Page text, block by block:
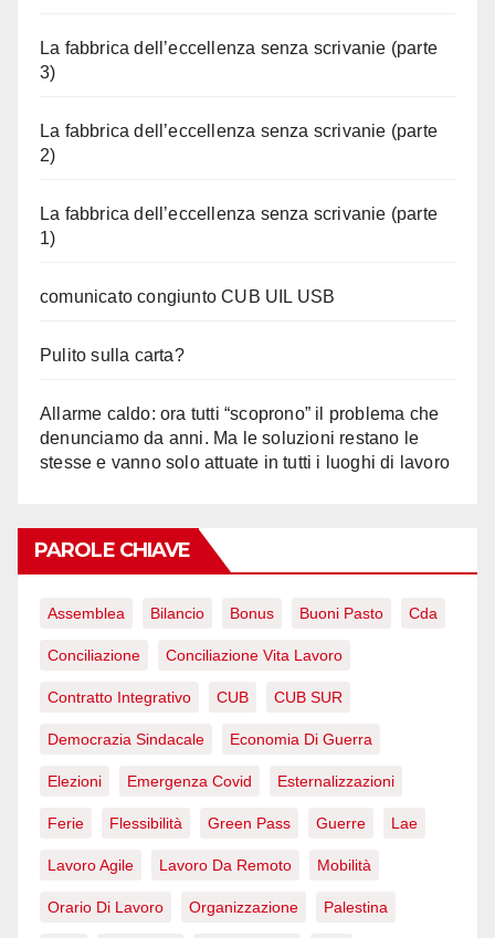
La fabbrica dell’eccellenza senza scrivanie (parte
3)
La fabbrica dell’eccellenza senza scrivanie (parte
2)
La fabbrica dell’eccellenza senza scrivanie (parte
1)
comunicato congiunto CUB UIL USB
Pulito sulla carta?
Allarme caldo: ora tutti “scoprono” il problema che
denunciamo da anni. Ma le soluzioni restano le
stesse e vanno solo attuate in tutti i luoghi di lavoro
PAROLE CHIAVE
Assemblea Bilancio Bonus Buoni Pasto Cda
Conciliazione Conciliazione Vita Lavoro
Contratto Integrativo CUB CUB SUR
Democrazia Sindacale Economia Di Guerra
Elezioni Emergenza Covid Esternalizzazioni
Ferie Flessibilità Green Pass Guerre Lae
Lavoro Agile Lavoro Da Remoto Mobilità
Orario Di Lavoro Organizzazione Palestina